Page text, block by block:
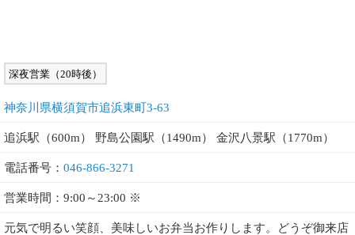
深夜営業（20時後）
神奈川県横須賀市追浜東町3-63
追浜駅（600m） 野島公園駅（1490m） 金沢八景駅（1770m）
電話番号： 046-866-3271
営業時間：9:00～23:00 ※
元気で明るい笑顔、美味しいお弁当お作りします。どうぞ御来店